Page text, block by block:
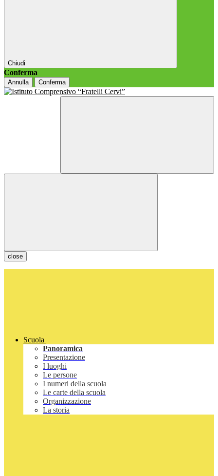
Chiudi
Conferma
Annulla Conferma
close
Scuola
Panoramica
Presentazione
I luoghi
Le persone
I numeri della scuola
Le carte della scuola
Organizzazione
La storia